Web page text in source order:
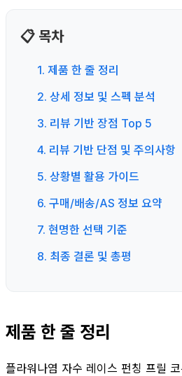
📋 목차
1. 제품 한 줄 정리
2. 상세 정보 및 스펙 분석
3. 리뷰 기반 장점 Top 5
4. 리뷰 기반 단점 및 주의사항
5. 상황별 활용 가이드
6. 구매/배송/AS 정보 요약
7. 현명한 선택 기준
8. 최종 결론 및 총평
제품 한 줄 정리
플라워나염 자수 레이스 펀칭 프릴